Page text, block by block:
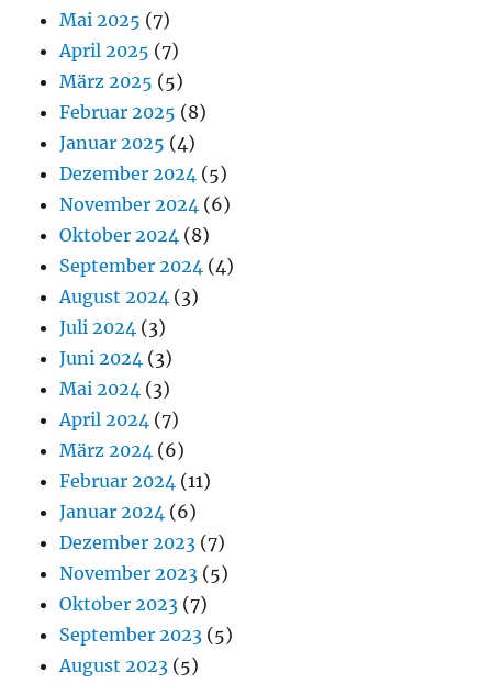
Mai 2025 (7)
April 2025 (7)
März 2025 (5)
Februar 2025 (8)
Januar 2025 (4)
Dezember 2024 (5)
November 2024 (6)
Oktober 2024 (8)
September 2024 (4)
August 2024 (3)
Juli 2024 (3)
Juni 2024 (3)
Mai 2024 (3)
April 2024 (7)
März 2024 (6)
Februar 2024 (11)
Januar 2024 (6)
Dezember 2023 (7)
November 2023 (5)
Oktober 2023 (7)
September 2023 (5)
August 2023 (5)